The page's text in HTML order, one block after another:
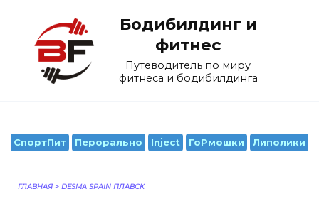
содержанию
Бодибилдинг и
фитнес
Путеводитель по миру
фитнеса и бодибилдинга
СпортПит Перорально Inject ГоРмошки Липолики
ГЛАВНАЯ > DESMA SPAIN ПЛАВСК